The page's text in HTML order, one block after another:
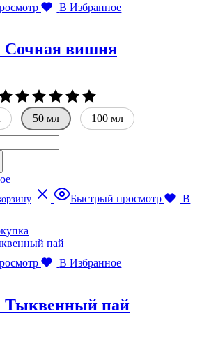
В Избранное
вишня
0
из
5
50 мл
100 мл
Этот
товар
вариаций.
можно
странице
товара.
Быстрый просмотр
В
В Избранное
Тыквенный пай